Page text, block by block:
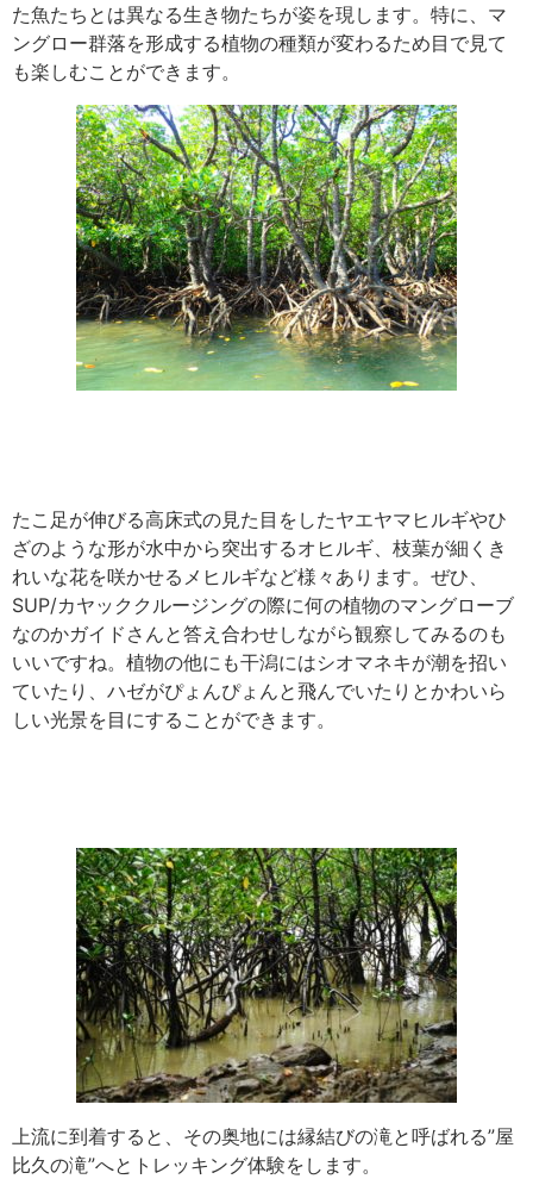
た魚たちとは異なる生き物たちが姿を現します。特に、マ
ングロー群落を形成する植物の種類が変わるため目で見て
も楽しむことができます。
たこ足が伸びる高床式の見た目をしたヤエヤマヒルギやひ
ざのような形が水中から突出するオヒルギ、枝葉が細くき
れいな花を咲かせるメヒルギなど様々あります。ぜひ、
SUP/カヤッククルージングの際に何の植物のマングローブ
なのかガイドさんと答え合わせしながら観察してみるのも
いいですね。植物の他にも干潟にはシオマネキが潮を招い
ていたり、ハゼがぴょんぴょんと飛んでいたりとかわいら
しい光景を目にすることができます。
上流に到着すると、その奥地には縁結びの滝と呼ばれる”屋
比久の滝”へとトレッキング体験をします。